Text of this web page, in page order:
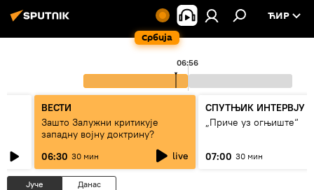
Србија
ЋИР
06:56
ВЕСТИ
Зашто Залужни критикује
западну војну доктрину?
06:30 30 мин live
СПУТЊИК ИНТЕРВЈУ
„Приче уз огњиште“
07:00 30 мин
Јуче Данас